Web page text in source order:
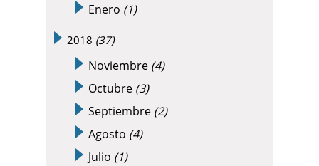
Enero (1)
2018 (37)
Noviembre (4)
Octubre (3)
Septiembre (2)
Agosto (4)
Julio (1)